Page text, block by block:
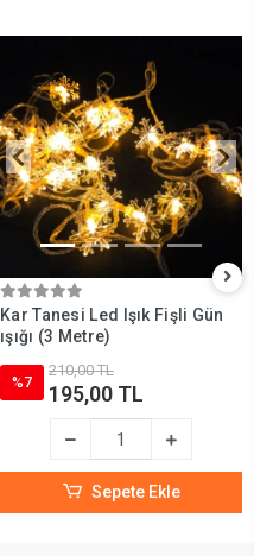
Kar Tanesi Led Işık Fişli Gün
ışığı (3 Metre)
%7
210,00 TL
195,00 TL
Sepete Ekle